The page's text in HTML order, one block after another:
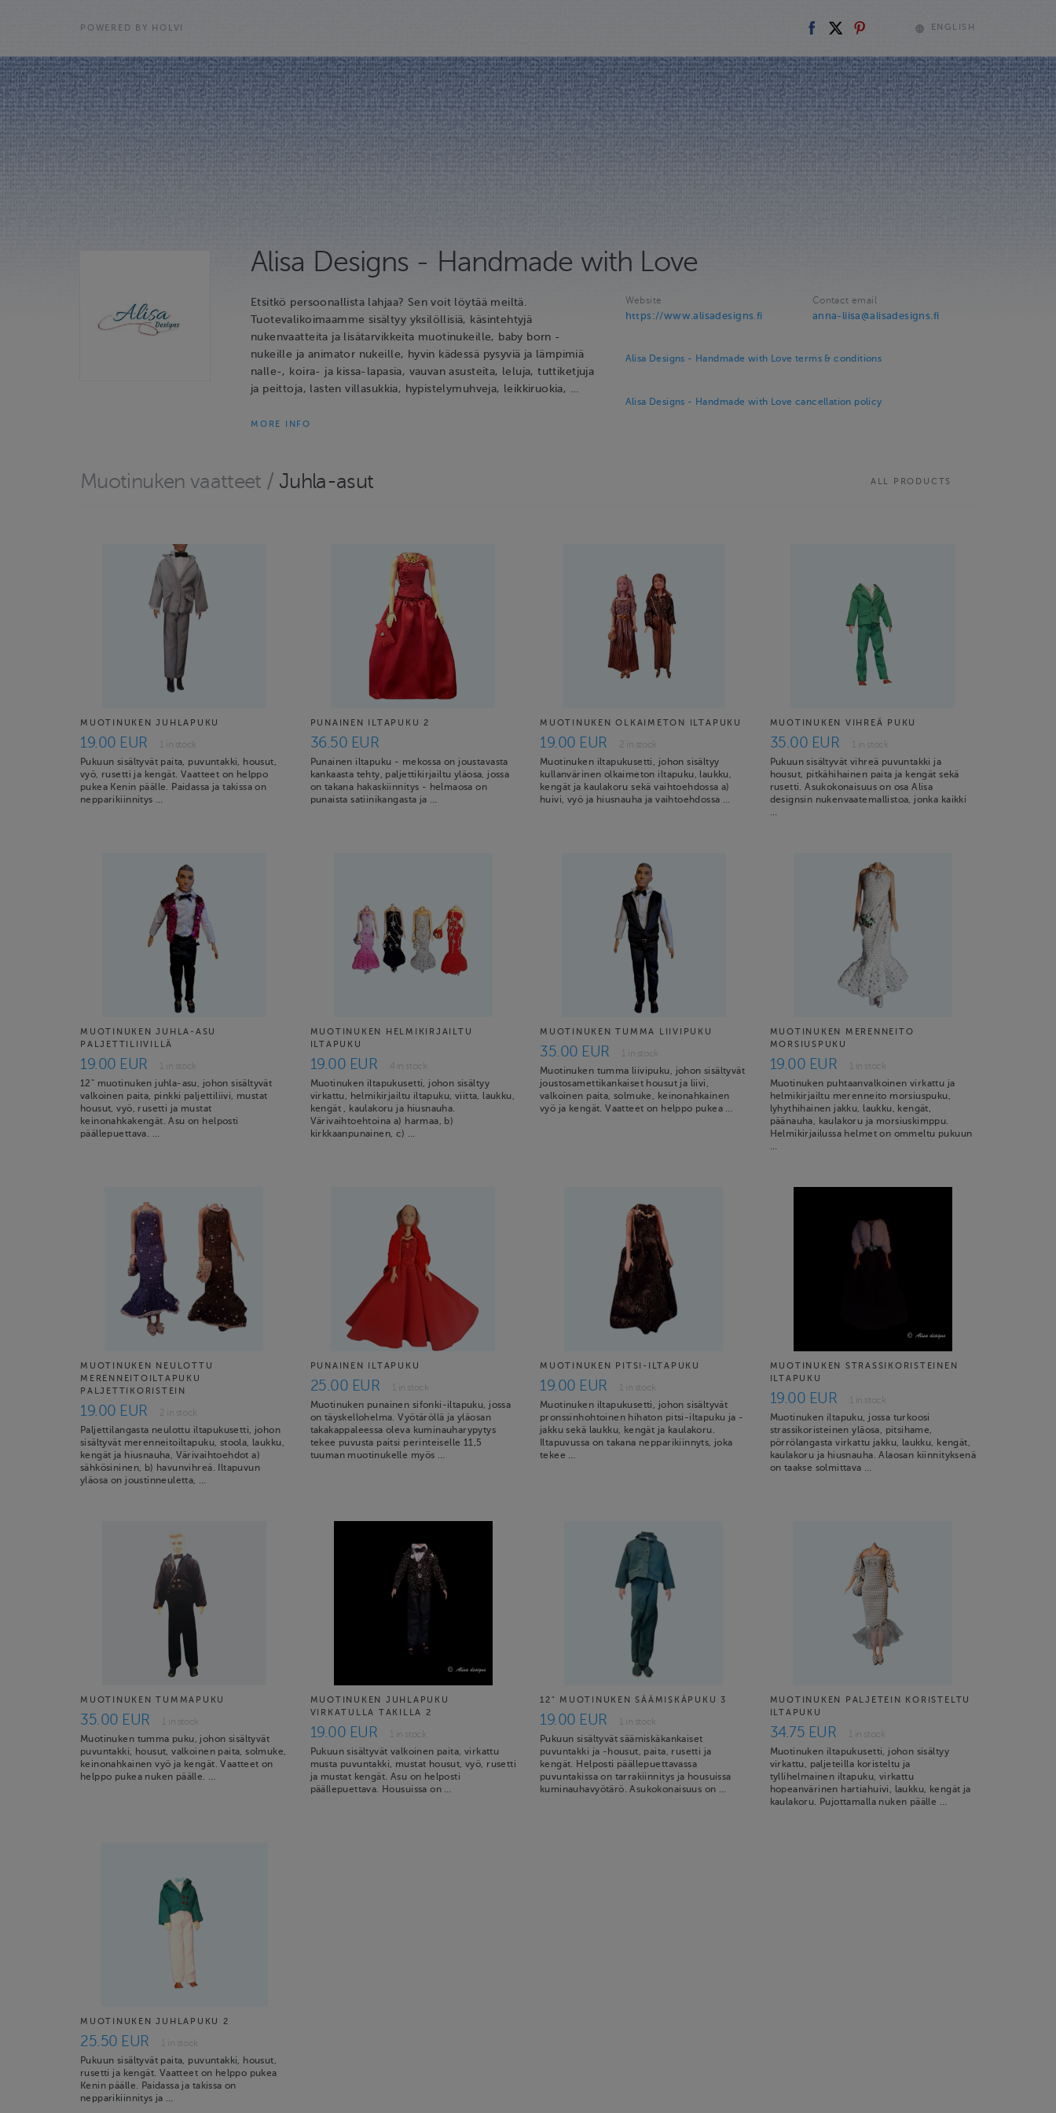
POWERED BY HOLVI ENGLISH
Alisa Designs - Handmade with Love
Etsitkö persoonallista lahjaa? Sen voit löytää meiltä.
Tuotevalikoimaamme sisältyy yksilöllisiä, käsintehtyjä
nukenvaatteita ja lisätarvikkeita muotinukeille, baby born -
nukeille ja animator nukeille, hyvin kädessä pysyviä ja lämpimiä
nalle-, koira- ja kissa-lapasia, vauvan asusteita, leluja, tuttiketjuja
ja peittoja, lasten villasukkia, hypistelymuhveja, leikkiruokia, …
MORE INFO
Website
https://www.alisadesigns.fi
Contact email
anna-liisa@alisadesigns.fi
Alisa Designs - Handmade with Love terms & conditions
Alisa Designs - Handmade with Love cancellation policy
Muotinuken vaatteet / Juhla-asut ALL PRODUCTS
MUOTINUKEN JUHLAPUKU
19.00 EUR 1 in stock
Pukuun sisältyvät paita, puvuntakki, housut,
vyö, rusetti ja kengät. Vaatteet on helppo
pukea Kenin päälle. Paidassa ja takissa on
nepparikiinnitys …
PUNAINEN ILTAPUKU 2
36.50 EUR
Punainen iltapuku - mekossa on joustavasta
kankaasta tehty, paljettikirjailtu yläosa, jossa
on takana hakaskiinnitys - helmaosa on
punaista satiinikangasta ja …
MUOTINUKEN OLKAIMETON ILTAPUKU
19.00 EUR 2 in stock
Muotinuken iltapukusetti, johon sisältyy
kullanvärinen olkaimeton iltapuku, laukku,
kengät ja kaulakoru sekä vaihtoehdossa a)
huivi, vyö ja hiusnauha ja vaihtoehdossa …
MUOTINUKEN VIHREÄ PUKU
35.00 EUR 1 in stock
Pukuun sisältyvät vihreä puvuntakki ja
housut, pitkähihainen paita ja kengät sekä
rusetti. Asukokonaisuus on osa Alisa
designsin nukenvaatemallistoa, jonka kaikki
…
MUOTINUKEN JUHLA-ASU
PALJETTILIIVILLÄ
19.00 EUR 1 in stock
12" muotinuken juhla-asu, johon sisältyvät
valkoinen paita, pinkki paljettiliivi, mustat
housut, vyö, rusetti ja mustat
keinonahkakengät. Asu on helposti
päällepuettava. …
MUOTINUKEN HELMIKIRJAILTU
ILTAPUKU
19.00 EUR 4 in stock
Muotinuken iltapukusetti, johon sisältyy
virkattu, helmikirjailtu iltapuku, viitta, laukku,
kengät , kaulakoru ja hiusnauha.
Värivaihtoehtoina a) harmaa, b)
kirkkaanpunainen, c) …
MUOTINUKEN TUMMA LIIVIPUKU
35.00 EUR 1 in stock
Muotinuken tumma liivipuku, johon sisältyvät
joustosamettikankaiset housut ja liivi,
valkoinen paita, solmuke, keinonahkainen
vyö ja kengät. Vaatteet on helppo pukea …
MUOTINUKEN MERENNEITO
MORSIUSPUKU
19.00 EUR 1 in stock
Muotinuken puhtaanvalkoinen virkattu ja
helmikirjailtu merenneito morsiuspuku,
lyhythihainen jakku, laukku, kengät,
päänauha, kaulakoru ja morsiuskimppu.
Helmikirjailussa helmet on ommeltu pukuun
…
MUOTINUKEN NEULOTTU
MERENNEITOILTAPUKU
PALJETTIKORISTEIN
19.00 EUR 2 in stock
Paljettilangasta neulottu iltapukusetti, johon
sisältyvät merenneitoiltapuku, stoola, laukku,
kengät ja hiusnauha, Värivaihtoehdot a)
sähkösininen, b) havunvihreä. Iltapuvun
yläosa on joustinneuletta, …
PUNAINEN ILTAPUKU
25.00 EUR 1 in stock
Muotinuken punainen sifonki-iltapuku, jossa
on täyskellohelma. Vyötäröllä ja yläosan
takakappaleessa oleva kuminauharypytys
tekee puvusta paitsi perinteiselle 11,5
tuuman muotinukelle myös …
MUOTINUKEN PITSI-ILTAPUKU
19.00 EUR 1 in stock
Muotinuken iltapukusetti, johon sisältyvät
pronssinhohtoinen hihaton pitsi-iltapuku ja -
jakku sekä laukku, kengät ja kaulakoru.
Iltapuvussa on takana nepparikiinnyts, joka
tekee …
MUOTINUKEN STRASSIKORISTEINEN
ILTAPUKU
19.00 EUR 1 in stock
Muotinuken iltapuku, jossa turkoosi
strassikoristeinen yläosa, pitsihame,
pörrölangasta virkattu jakku, laukku, kengät,
kaulakoru ja hiusnauha. Alaosan kiinnityksenä
on taakse solmittava …
MUOTINUKEN TUMMAPUKU
35.00 EUR 1 in stock
Muotinuken tumma puku, johon sisältyvät
puvuntakki, housut, valkoinen paita, solmuke,
keinonahkainen vyö ja kengät. Vaatteet on
helppo pukea nuken päälle. …
MUOTINUKEN JUHLAPUKU
VIRKATULLA TAKILLA 2
19.00 EUR 1 in stock
Pukuun sisältyvät valkoinen paita, virkattu
musta puvuntakki, mustat housut, vyö, rusetti
ja mustat kengät. Asu on helposti
päällepuettava. Housuissa on …
12" MUOTINUKEN SÄÄMISKÄPUKU 3
19.00 EUR 1 in stock
Pukuun sisältyvät säämiskäkankaiset
puvuntakki ja -housut, paita, rusetti ja
kengät. Helposti päällepuettavassa
puvuntakissa on tarrakiinnitys ja housuissa
kuminauhavyötärö. Asukokonaisuus on …
MUOTINUKEN PALJETEIN KORISTELTU
ILTAPUKU
34.75 EUR 1 in stock
Muotinuken iltapukusetti, johon sisältyy
virkattu, paljeteilla koristeltu ja
tyllihelmainen iltapuku, virkattu
hopeanvärinen hartiahuivi, laukku, kengät ja
kaulakoru. Pujottamalla nuken päälle …
MUOTINUKEN JUHLAPUKU 2
25.50 EUR 1 in stock
Pukuun sisältyvät paita, puvuntakki, housut,
rusetti ja kengät. Vaatteet on helppo pukea
Kenin päälle. Paidassa ja takissa on
nepparikiinnitys ja …